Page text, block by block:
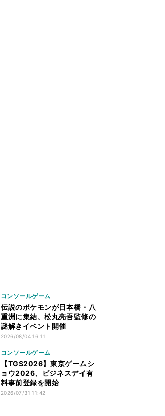
コンソールゲーム
伝説のポケモンが日本橋・八
重洲に集結、松丸亮吾監修の
謎解きイベント開催
2026/08/04 16:11
コンソールゲーム
【TGS2026】東京ゲームシ
ョウ2026、ビジネスデイ有
料事前登録を開始
2026/07/31 11:42